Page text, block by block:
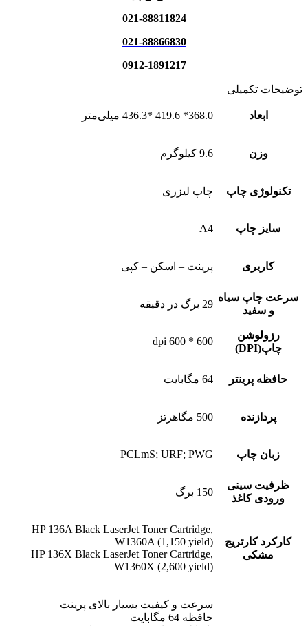
021-88811824
021-88866830
0912-1891217
توضیحات تکمیلی
ابعاد 368.0* 419.6 *436.3 میلی‌متر
وزن 9.6 کیلوگرم
تکنولوژی چاپ چاپ لیزری
سایز چاپ A4
کاربری پرینت – اسکن – کپی
سرعت چاپ سیاه
و سفید
29 برگ در دقیقه
رزولوشن
چاپ(DPI)
600 * 600 dpi
حافظه پرینتر 64 مگابایت
پردازنده 500 مگاهرتز
زبان چاپ PCLmS; URF; PWG
ظرفیت سینی
ورودی کاغذ
150 برگ
کارکرد کارتریج
مشکی
HP 136A Black LaserJet Toner Cartridge,
W1360A (1,150 yield)
HP 136X Black LaserJet Toner Cartridge,
W1360X (2,600 yield)
سرعت و کیفیت بسیار بالای پرینت
حافظه 64 مگابایت